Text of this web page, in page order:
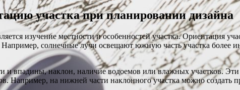
участка при планировании дизайна
изучение местности и особенностей участка. Ориентация
солнечные лучи освещают южную часть участка более
и впадины, наклон, наличие водоемов или влажных участков.
Например, на нижней части наклонного участка можно создать